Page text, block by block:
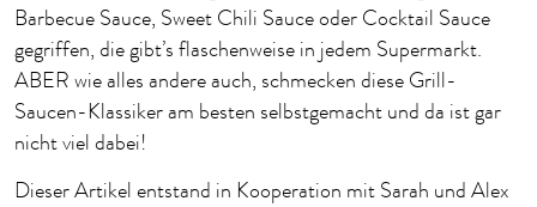
Barbecue Sauce, Sweet Chili Sauce oder Cocktail Sauce
gegriffen, die gibt’s flaschenweise in jedem Supermarkt.
ABER wie alles andere auch, schmecken diese Grill-
Saucen-Klassiker am besten selbstgemacht und da ist gar
nicht viel dabei!
Dieser Artikel entstand in Kooperation mit Sarah und Alex